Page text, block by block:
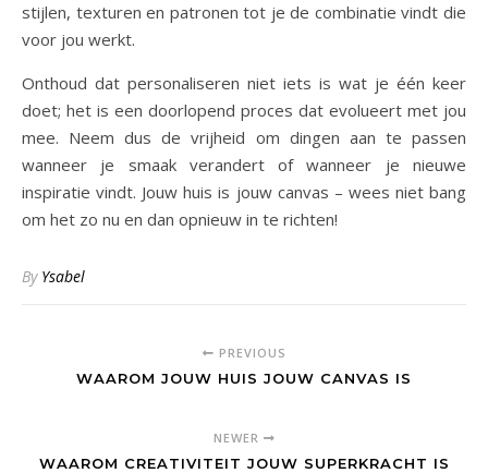
stijlen, texturen en patronen tot je de combinatie vindt die
voor jou werkt.
Onthoud dat personaliseren niet iets is wat je één keer
doet; het is een doorlopend proces dat evolueert met jou
mee. Neem dus de vrijheid om dingen aan te passen
wanneer je smaak verandert of wanneer je nieuwe
inspiratie vindt. Jouw huis is jouw canvas – wees niet bang
om het zo nu en dan opnieuw in te richten!
By Ysabel
PREVIOUS
WAAROM JOUW HUIS JOUW CANVAS IS
NEWER
WAAROM CREATIVITEIT JOUW SUPERKRACHT IS